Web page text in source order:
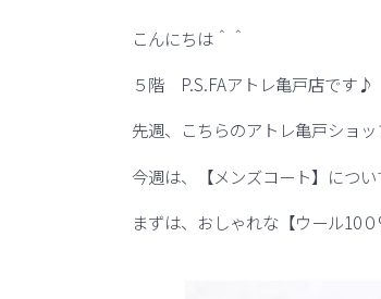
こんにちは＾＾
５階 P.S.FAアトレ亀戸店です♪
先週、こちらのアトレ亀戸ショ
今週は、【メンズコート】につ
まずは、おしゃれな【ウール